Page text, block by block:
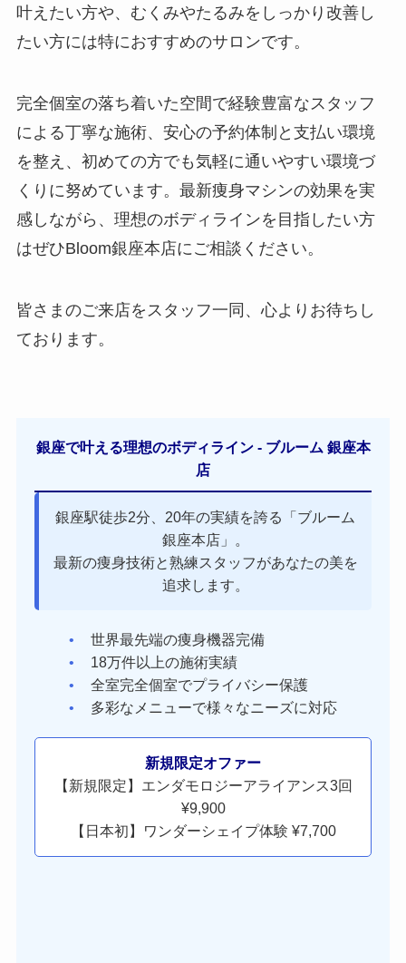
叶えたい方や、むくみやたるみをしっかり改善し
たい方には特におすすめのサロンです。
完全個室の落ち着いた空間で経験豊富なスタッフ
による丁寧な施術、安心の予約体制と支払い環境
を整え、初めての方でも気軽に通いやすい環境づ
くりに努めています。最新痩身マシンの効果を実
感しながら、理想のボディラインを目指したい方
はぜひBloom銀座本店にご相談ください。
皆さまのご来店をスタッフ一同、心よりお待ちし
ております。
銀座で叶える理想のボディライン - ブルーム 銀座本
店
銀座駅徒歩2分、20年の実績を誇る「ブルーム
銀座本店」。
最新の痩身技術と熟練スタッフがあなたの美を
追求します。
世界最先端の痩身機器完備
18万件以上の施術実績
全室完全個室でプライバシー保護
多彩なメニューで様々なニーズに対応
新規限定オファー
【新規限定】エンダモロジーアライアンス3回
¥9,900
【日本初】ワンダーシェイプ体験 ¥7,700